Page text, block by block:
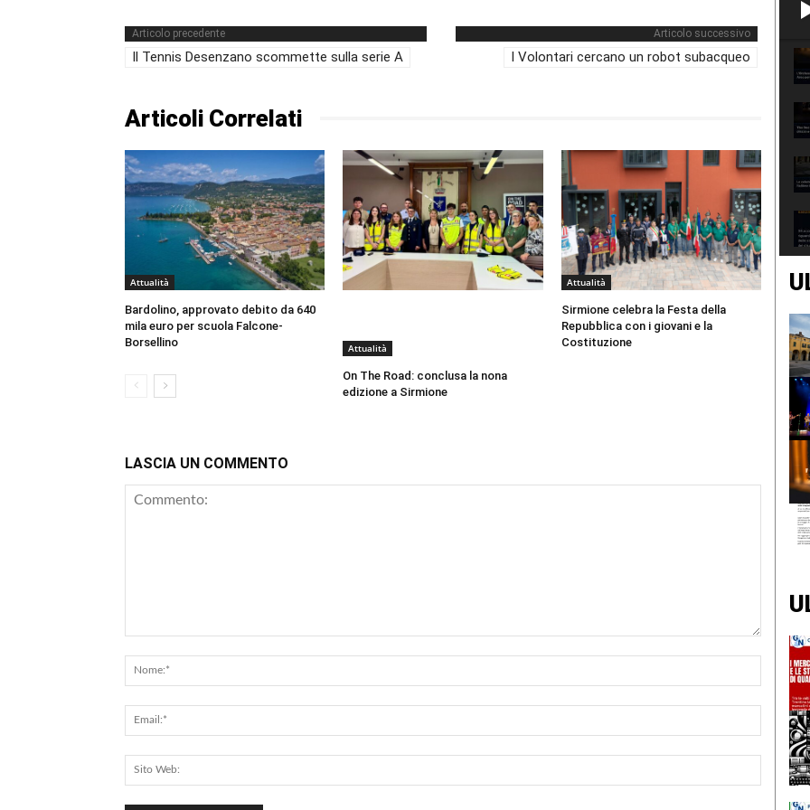
Articolo precedente
Il Tennis Desenzano scommette sulla serie A
Articolo successivo
I Volontari cercano un robot subacqueo
Articoli Correlati
Attualità
Bardolino, approvato debito da 640
mila euro per scuola Falcone-
Borsellino
Attualità
On The Road: conclusa la nona
edizione a Sirmione
Attualità
Sirmione celebra la Festa della
Repubblica con i giovani e la
Costituzione
LASCIA UN COMMENTO
Nome:*
Email:*
Web: